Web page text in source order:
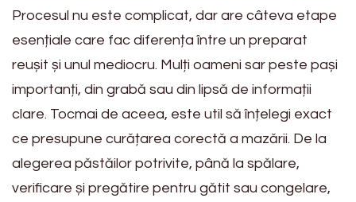
Procesul nu este complicat, dar are câteva etape
esențiale care fac diferența între un preparat
reușit și unul mediocru. Mulți oameni sar peste pași
importanți, din grabă sau din lipsă de informații
clare. Tocmai de aceea, este util să înțelegi exact
ce presupune curățarea corectă a mazării. De la
alegerea păstăilor potrivite, până la spălare,
verificare și pregătire pentru gătit sau congelare,